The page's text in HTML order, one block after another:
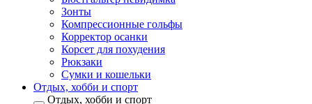
Зонты
Компрессионные гольфы
Корректор осанки
Корсет для похудения
Рюкзаки
Сумки и кошельки
Отдых, хобби и спорт
Отдых, хобби и спорт